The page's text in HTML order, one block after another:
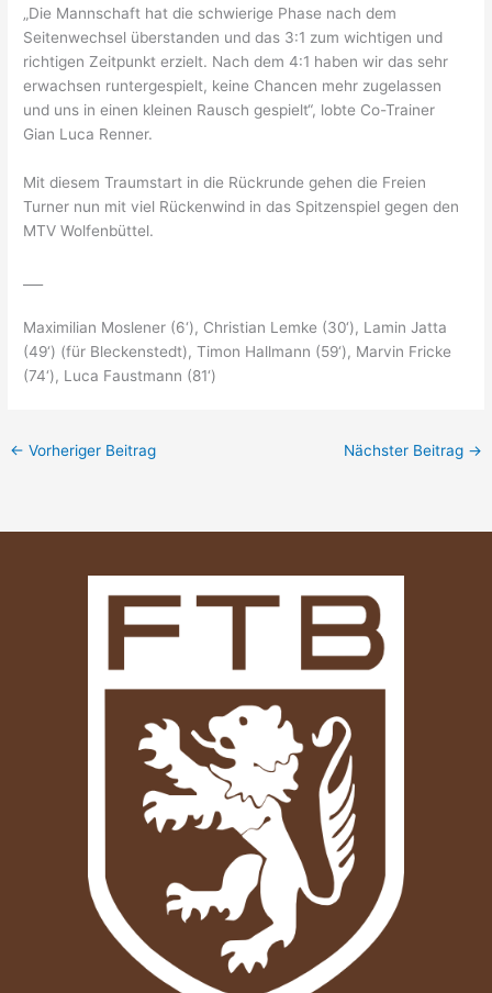
„Die Mannschaft hat die schwierige Phase nach dem
Seitenwechsel überstanden und das 3:1 zum wichtigen und
richtigen Zeitpunkt erzielt. Nach dem 4:1 haben wir das sehr
erwachsen runtergespielt, keine Chancen mehr zugelassen
und uns in einen kleinen Rausch gespielt“, lobte Co-Trainer
Gian Luca Renner.
Mit diesem Traumstart in die Rückrunde gehen die Freien
Turner nun mit viel Rückenwind in das Spitzenspiel gegen den
MTV Wolfenbüttel.
Maximilian Moslener (6‘), Christian Lemke (30‘), Lamin Jatta
(49‘) (für Bleckenstedt), Timon Hallmann (59‘), Marvin Fricke
(74‘), Luca Faustmann (81‘)
← Vorheriger Beitrag Nächster Beitrag →